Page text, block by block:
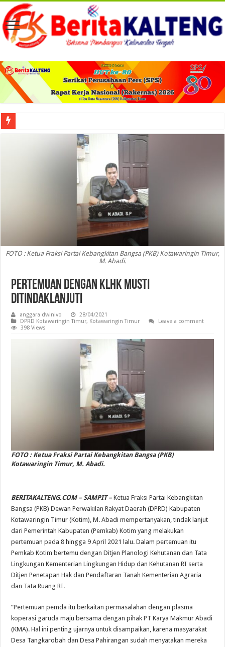
Viral! Selama Dua Bulan Lebih Siltap Serta Tunjangan Pemdes dan BPD di
FOTO : Ketua Fraksi Partai Kebangkitan Bangsa (PKB) Kotawaringin Timur,
M. Abadi.
Pertemuan dengan KLHK Musti
Ditindaklanjuti
anggara dwinivo
28/04/2021
DPRD Kotawaringin Timur, Kotawaringin Timur
Leave a comment
398 Views
FOTO : Ketua Fraksi Partai Kebangkitan Bangsa (PKB)
Kotawaringin Timur, M. Abadi.
BERITAKALTENG.COM – SAMPIT – Ketua Fraksi Partai Kebangkitan
Bangsa (PKB) Dewan Perwakilan Rakyat Daerah (DPRD) Kabupaten
Kotawaringin Timur (Kotim), M. Abadi mempertanyakan, tindak lanjut
dari Pemerintah Kabupaten (Pemkab) Kotim yang melakukan
pertemuan pada 8 hingga 9 April 2021 lalu. Dalam pertemuan itu
Pemkab Kotim bertemu dengan Ditjen Planologi Kehutanan dan Tata
Lingkungan Kementerian Lingkungan Hidup dan Kehutanan RI serta
Ditjen Penetapan Hak dan Pendaftaran Tanah Kementerian Agraria
dan Tata Ruang RI.
“Pertemuan pemda itu berkaitan permasalahan dengan plasma
koperasi garuda maju bersama dengan pihak PT Karya Makmur Abadi
(KMA). Hal ini penting ujarnya untuk disampaikan, karena masyarakat
Desa Tangkarobah dan Desa Pahirangan sudah menyatakan mereka